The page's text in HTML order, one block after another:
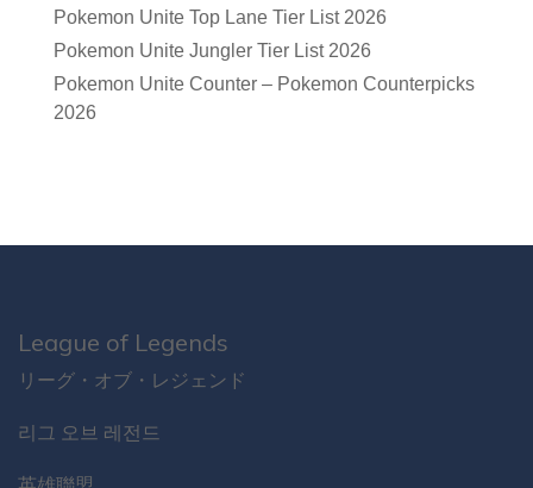
Pokemon Unite Top Lane Tier List 2026
Pokemon Unite Jungler Tier List 2026
Pokemon Unite Counter – Pokemon Counterpicks
2026
League of Legends
リーグ・オブ・レジェンド
리그 오브 레전드